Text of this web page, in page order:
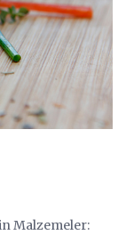
Malzemeler: